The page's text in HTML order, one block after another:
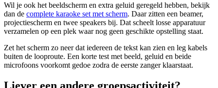
Wil je ook het beeldscherm en extra geluid geregeld hebben, bekijk
dan de complete karaoke set met scherm. Daar zitten een beamer,
projectiescherm en twee speakers bij. Dat scheelt losse apparatuur
verzamelen op een plek waar nog geen geschikte opstelling staat.
Zet het scherm zo neer dat iedereen de tekst kan zien en leg kabels
buiten de looproute. Een korte test met beeld, geluid en beide
microfoons voorkomt gedoe zodra de eerste zanger klaarstaat.
Liever een andere groepsactiviteit?